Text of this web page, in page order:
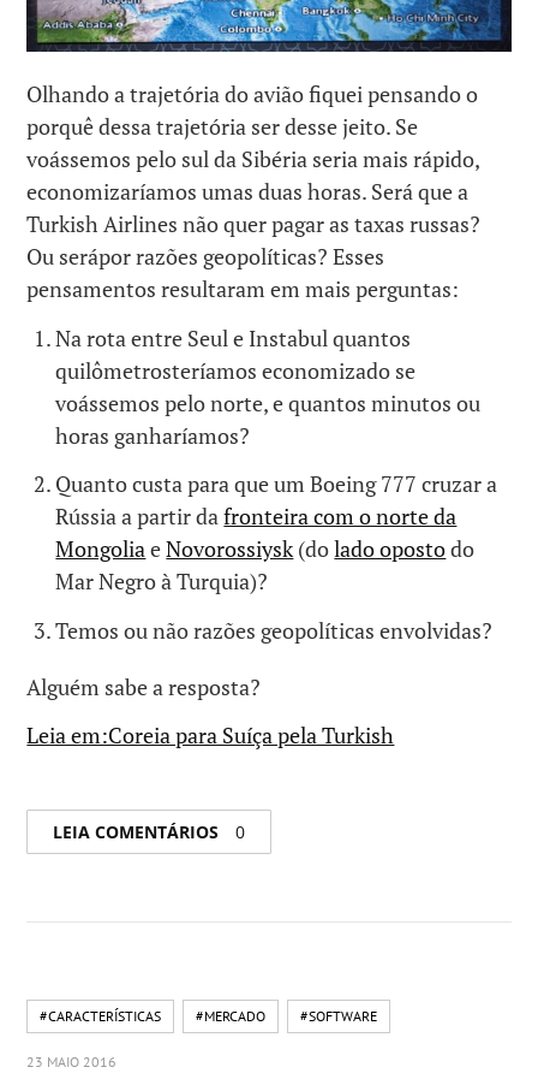
Olhando a trajetória do avião fiquei pensando o
porquê dessa trajetória ser desse jeito. Se
voássemos pelo sul da Sibéria seria mais rápido,
economizaríamos umas duas horas. Será que a
Turkish Airlines não quer pagar as taxas russas?
Ou serápor razões geopolíticas? Esses
pensamentos resultaram em mais perguntas:
Na rota entre Seul e Instabul quantos
quilômetrosteríamos economizado se
voássemos pelo norte, e quantos minutos ou
horas ganharíamos?
Quanto custa para que um Boeing 777 cruzar a
Rússia a partir dafronteira com o norte da
MongoliaeNovorossiysk(dolado opostodo
Mar Negro à Turquia)?
Temos ou não razões geopolíticas envolvidas?
Alguém sabe a resposta?
Leia em:Coreia para Suíça pela Turkish
LEIA COMENTÁRIOS 0
#CARACTERÍSTICAS #MERCADO #SOFTWARE
23 MAIO 2016